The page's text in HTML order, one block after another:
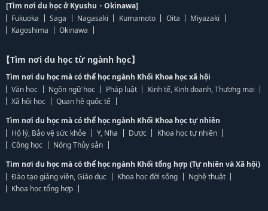
[Tìm nơi du học ở Kyushu・Okinawa]
Fukuoka
Saga Nagasaki Kumamoto Oita
Miyazaki
Kagoshima
Okinawa
【Tìm nơi du học từ ngành học】
Tìm nơi du học mà có thể học ngành Khối Khoa học xã hội
Văn học
Ngôn ngữ học Pháp luật
Kinh tế, Kinh doanh, Thương mại
Xã hội học
Quan hệ quốc tế
Tìm nơi du học mà có thể học ngành Khối Khoa học tự nhiên
Hộ lý, Bảo vệ sức khỏe
Y, Nha Dược
Khoa học tự nhiên
Công học
Nông Thủy sản
Tìm nơi du học mà có thể học ngành Khối tổng hợp (Tự nhiên và Xã hội)
Đào tạo giảng viên, Giáo dục
Khoa học đời sống
Nghệ thuật
Khoa học tổng hợp